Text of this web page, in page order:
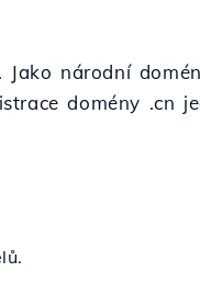
národní
domény .cn